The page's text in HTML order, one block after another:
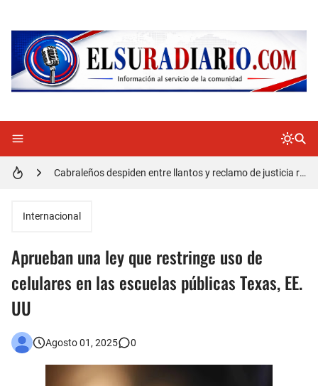
Detienen policía con presunta cocaína en Barahona
Cabraleños despiden entre llantos y reclamo de justicia restos mortales de Yasmel
Distrito Educativo 01-04 de Cabral Cancela a mas de 120 empleados; incluyendo una mujer Embarazada
Internacional
Aprueban una ley que restringe uso de
celulares en las escuelas públicas Texas, EE.
UU
Agosto 01, 2025 0